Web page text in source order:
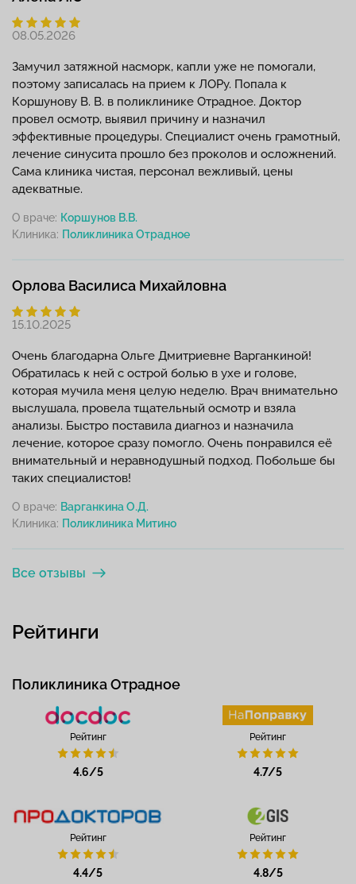
08.05.2026
Замучил затяжной насморк, капли уже не помогали,
поэтому записалась на прием к ЛОРу. Попала к
Коршунову В. В. в поликлинике Отрадное. Доктор
провел осмотр, выявил причину и назначил
эффективные процедуры. Специалист очень грамотный,
лечение синусита прошло без проколов и осложнений.
Сама клиника чистая, персонал вежливый, цены
адекватные.
О враче: Коршунов В.В.
Клиника:
Орлова Василиса Михайловна
15.10.2025
Очень благодарна Ольге Дмитриевне Варганкиной!
Обратилась к ней с острой болью в ухе и голове,
которая мучила меня целую неделю. Врач внимательно
выслушала, провела тщательный осмотр и взяла
анализы. Быстро поставила диагноз и назначила
лечение, которое сразу помогло. Очень понравился её
внимательный и неравнодушный подход. Побольше бы
таких специалистов!
О враче: Варганкина О.Д.
Клиника:
Все отзывы
Рейтинги
Поликлиника Отрадное
Рейтинг
4.6/5
Рейтинг
4.7/5
Рейтинг
4.4/5
Рейтинг
4.8/5